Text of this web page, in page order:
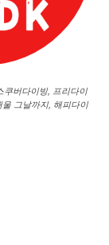
쿠버다이빙, 프리다이
그날까지, 해피다이